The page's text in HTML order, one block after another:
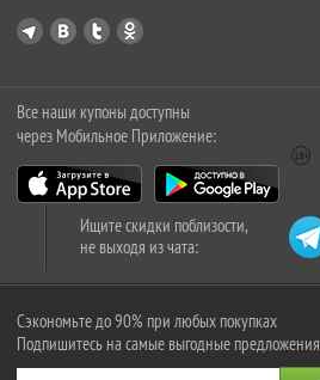
Все наши купоны доступны
через Мобильное Приложение:
Ищите скидки поблизости,
не выходя из чата:
Сэкономьте до 90% при любых покупках
Подпишитесь на самые выгодные предложения